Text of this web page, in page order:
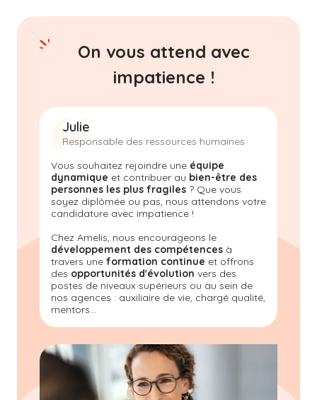
On vous attend avec
impatience !
Julie
Responsable des ressources humaines
Vous souhaitez rejoindre une équipe
dynamique et contribuer au bien-être des
personnes les plus fragiles ? Que vous
soyez diplômée ou pas, nous attendons votre
candidature avec impatience !
Chez Amelis, nous encourageons le
développement des compétences à
travers une formation continue et offrons
des opportunités d'évolution vers des
postes de niveaux supérieurs ou au sein de
nos agences : auxiliaire de vie, chargé qualité,
mentors...